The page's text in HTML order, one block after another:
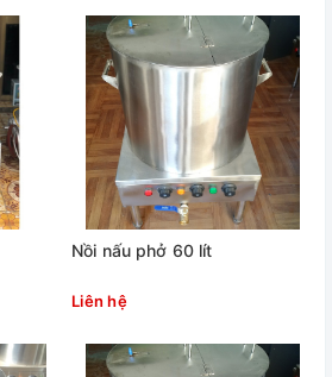
Nồi nấu phở 60 lít
Liên hệ